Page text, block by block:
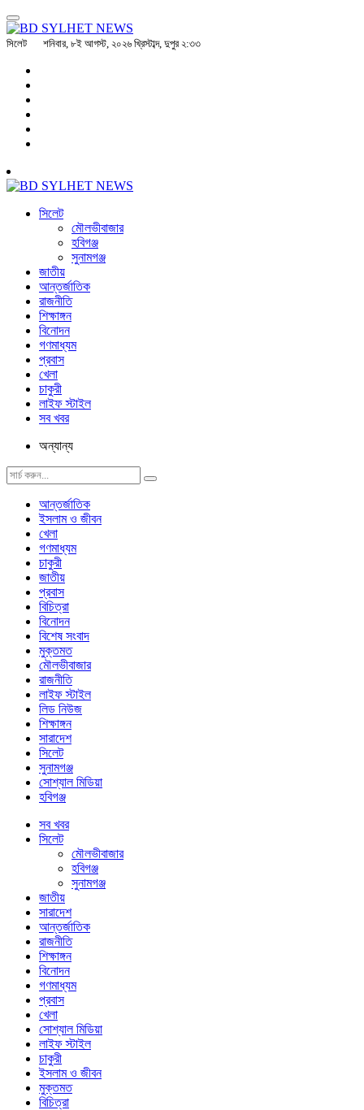
সিলেট শনিবার, ৮ই আগস্ট, ২০২৬ খ্রিস্টাব্দ, দুপুর ২:৩৩
সিলেট
মৌলভীবাজার
হবিগঞ্জ
সুনামগঞ্জ
জাতীয়
আন্তর্জাতিক
রাজনীতি
শিক্ষাঙ্গন
বিনোদন
গণমাধ্যম
প্রবাস
খেলা
চাকুরী
লাইফ স্টাইল
সব খবর
অন্যান্য
আন্তর্জাতিক
ইসলাম ও জীবন
খেলা
গণমাধ্যম
চাকুরী
জাতীয়
প্রবাস
বিচিত্রা
বিনোদন
বিশেষ সংবাদ
মুক্তমত
মৌলভীবাজার
রাজনীতি
লাইফ স্টাইল
লিড নিউজ
শিক্ষাঙ্গন
সারাদেশ
সিলেট
সুনামগঞ্জ
সোশ্যাল মিডিয়া
হবিগঞ্জ
সব খবর
সিলেট
মৌলভীবাজার
হবিগঞ্জ
সুনামগঞ্জ
জাতীয়
সারাদেশ
আন্তর্জাতিক
রাজনীতি
শিক্ষাঙ্গন
বিনোদন
গণমাধ্যম
প্রবাস
খেলা
সোশ্যাল মিডিয়া
লাইফ স্টাইল
চাকুরী
ইসলাম ও জীবন
মুক্তমত
বিচিত্রা